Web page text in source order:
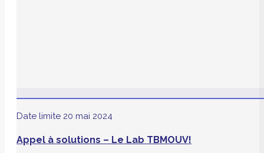
Date limite 20 mai 2024
Appel à solutions – Le Lab TBMOUV!